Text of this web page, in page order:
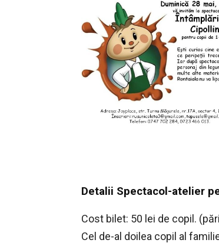
Detalii Spectacol-atelier
Cost bilet: 50 lei de copil.
Cel de-al doilea copil al